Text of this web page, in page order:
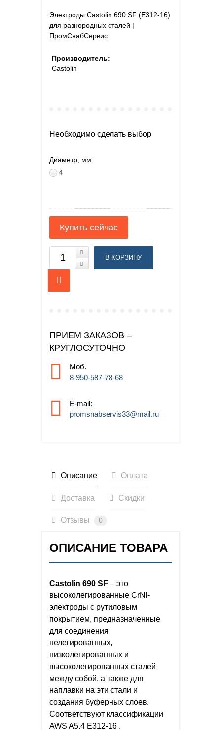
Электроды Castolin 690 SF (E312-16)
для разнородных сталей |
ПромСнабСервис
Производитель:
Castolin
Необходимо сделать выбор
Диаметр, мм:
4
ПРИЕМ ЗАКАЗОВ –
КРУГЛОСУТОЧНО
Моб.
8-950-587-78-68
E-mail:
promsnabservis33@mail.ru
Описание Оплата
Доставка Скидки
Отзывы 0
ОПИСАНИЕ ТОВАРА
Castolin 690 SF – это
высоколегированные CrNi-
электроды с рутиловым
покрытием, предназначенные
для соединения
нелегированных,
низколегированных и
высоколегированных сталей
между собой, а также для
наплавки на эти стали и
создания буферных слоев.
Соответствуют классификации
AWS A5.4 E312-16 .